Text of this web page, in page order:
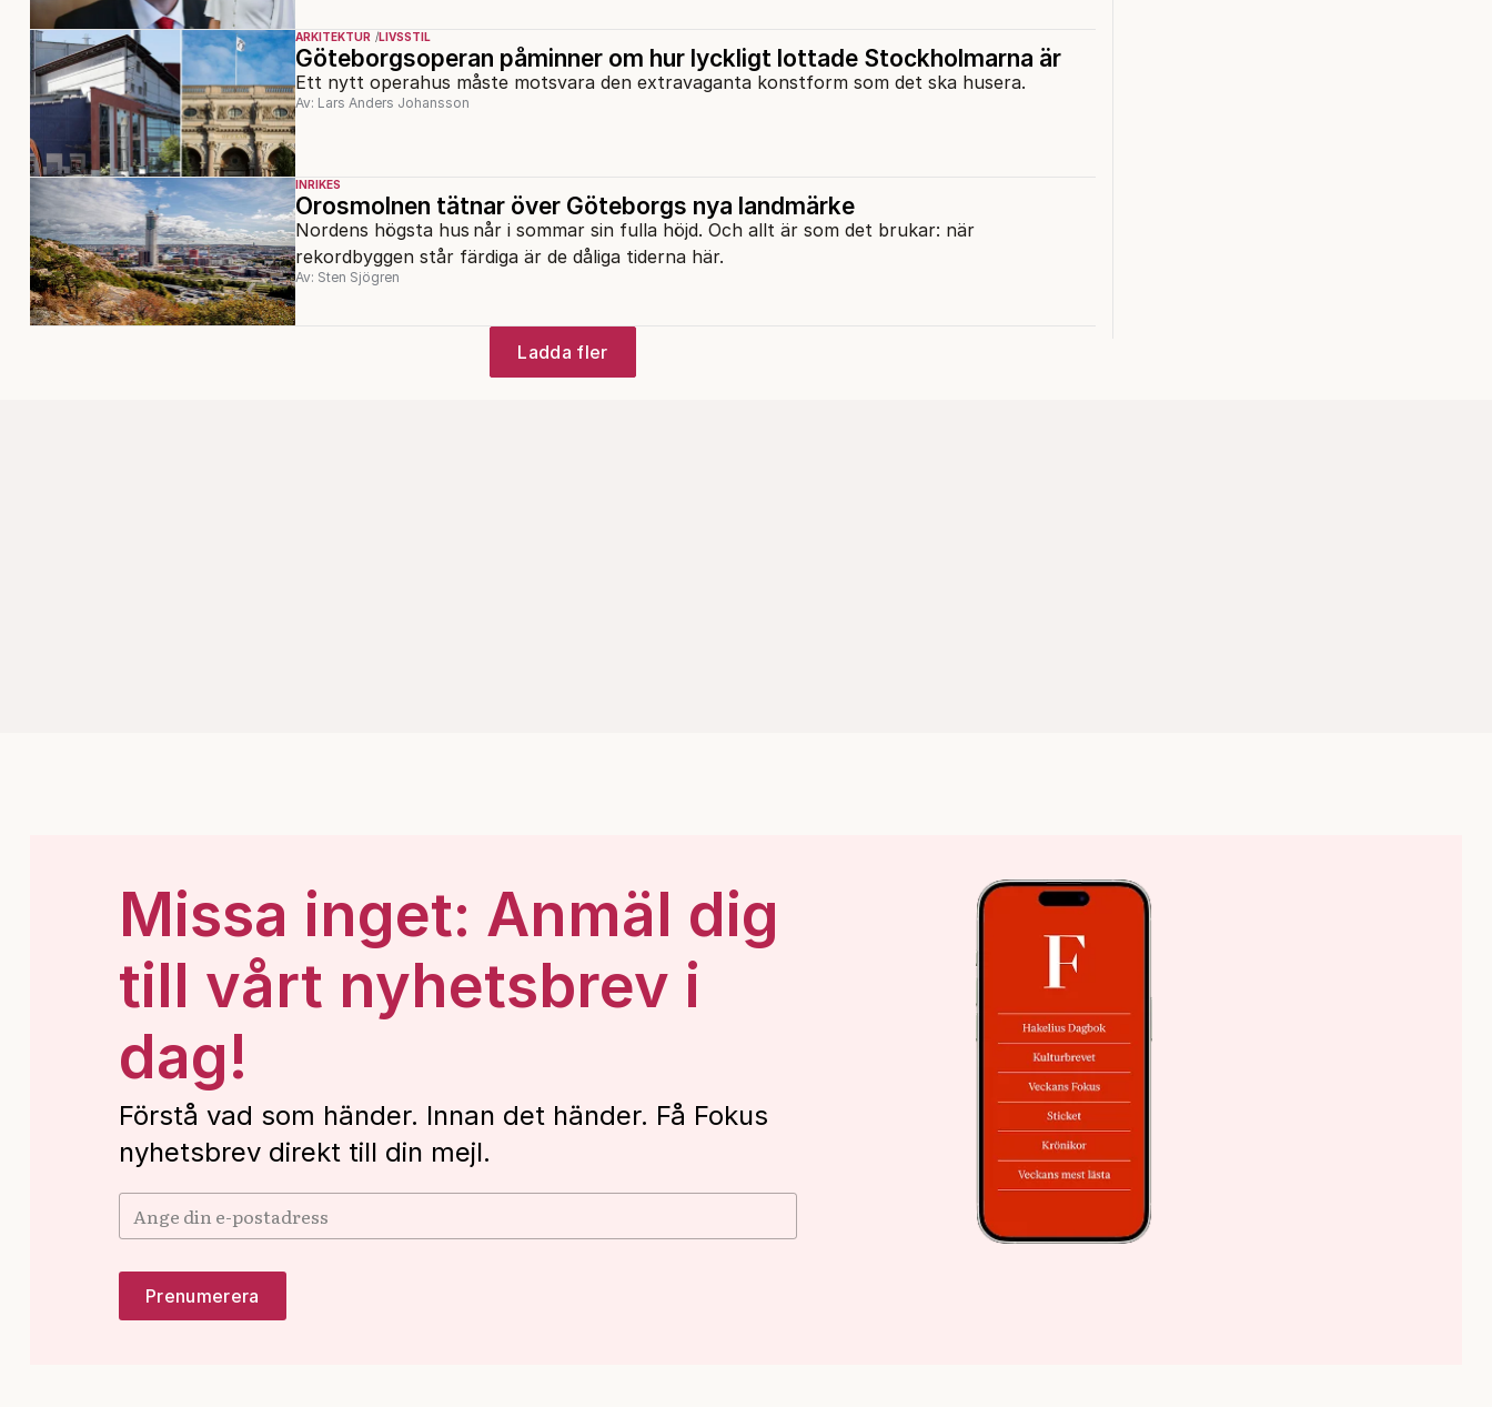
ARKITEKTUR LIVSSTIL
Göteborgsoperan påminner om hur lyckligt lottade Stockholmarna är
Ett nytt operahus måste motsvara den extravaganta konstform som det ska husera.
Av: Lars Anders Johansson
INRIKES
Orosmolnen tätnar över Göteborgs nya landmärke
Nordens högsta hus når i sommar sin fulla höjd. Och allt är som det brukar: när
rekordbyggen står färdiga är de dåliga tiderna här.
Av: Sten Sjögren
Ladda fler
Missa inget: Anmäl dig
till vårt nyhetsbrev i
dag!
Förstå vad som händer. Innan det händer. Få Fokus
nyhetsbrev direkt till din mejl.